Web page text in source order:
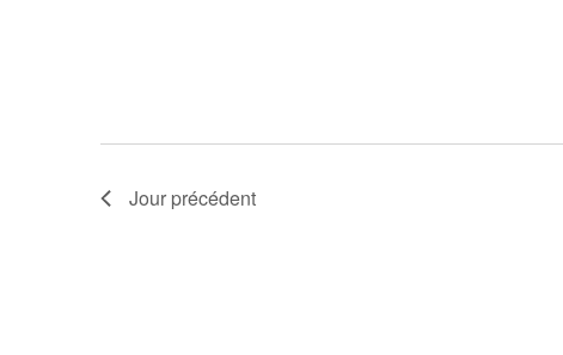
Jour précédent